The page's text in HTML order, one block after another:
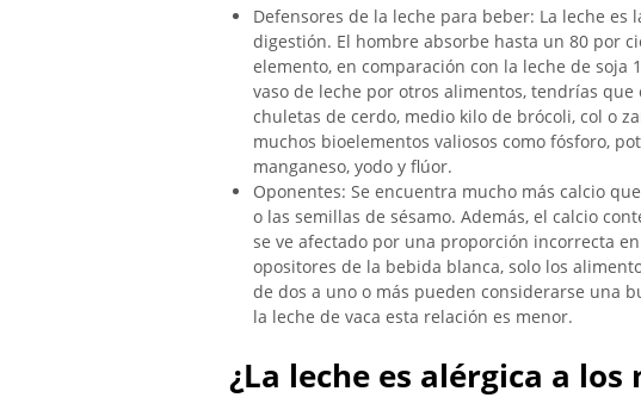
Defensores de la leche para beber: La leche
digestión. El hombre absorbe hasta un 80 por
elemento, en comparación con la leche de
vaso de leche por otros alimentos, tendrías que
chuletas de cerdo, medio kilo de brócoli, col o
muchos bioelementos valiosos como fósforo,
manganeso, yodo y flúor.
Oponentes: Se encuentra mucho más calcio
o las semillas de sésamo. Además, el calcio
se ve afectado por una proporción incorrecta
opositores de la bebida blanca, solo los
de dos a uno o más pueden considerarse una
la leche de vaca esta relación es menor.
¿La leche es alérgica a los